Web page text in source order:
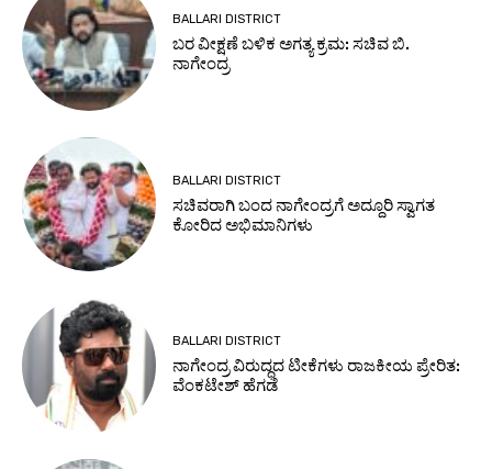
BALLARI DISTRICT
ಬರ ವೀಕ್ಷಣೆ ಬಳಿಕ ಅಗತ್ಯ ಕ್ರಮ: ಸಚಿವ ಬಿ.
ನಾಗೇಂದ್ರ
BALLARI DISTRICT
ಸಚಿವರಾಗಿ ಬಂದ ನಾಗೇಂದ್ರಗೆ ಅದ್ದೂರಿ ಸ್ವಾಗತ
ಕೋರಿದ ಅಭಿಮಾನಿಗಳು
BALLARI DISTRICT
ನಾಗೇಂದ್ರ ವಿರುದ್ಧದ ಟೀಕೆಗಳು ರಾಜಕೀಯ ಪ್ರೇರಿತ:
ವೆಂಕಟೇಶ್ ಹೆಗಡೆ